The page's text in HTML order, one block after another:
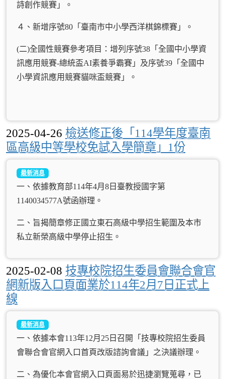
詩創作競賽」。
４、新增序號80「臺南市中小學西洋棋錦標賽」。
(二)全國性競賽參考項目：增列序號38「全國中小學資
訊應用競賽-總統盃AI素養爭霸賽」及序號39「全國中
小學資訊應用競賽貓咪盃競賽」。
2025-04-26 檢送修正後「114學年度臺南
區高級中等學校免試入學簡章」1份
最新消息
一、依據教育部114年4月8日臺教授國字第
1140034577A號函辦理。
二、旨揭簡章修正國立東石高級中學招生範圍及本市
私立新榮高級中學停止招生。
2025-02-08 技專校院招生委員會聯合會官
網新版入口頁面業於114年2月7日正式上
線
最新消息
一、依據本會113年12月25日召開「技專校院招生委員
會聯合會官網入口首頁改版諮詢會議」之決議辦理。
二、為優化本會官網入口頁面易於迅捷瀏覽蒐尋，已